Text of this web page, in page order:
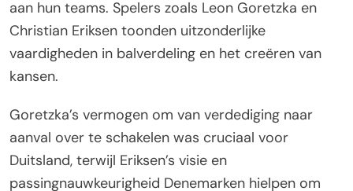
aan hun teams. Spelers zoals Leon Goretzka en
Christian Eriksen toonden uitzonderlijke
vaardigheden in balverdeling en het creëren van
kansen.
Goretzka’s vermogen om van verdediging naar
aanval over te schakelen was cruciaal voor
Duitsland, terwijl Eriksen’s visie en
passingnauwkeurigheid Denemarken hielpen om